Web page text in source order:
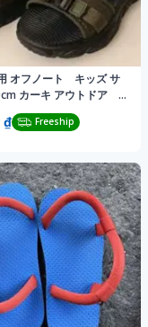
オフノート キッズ サ
カーキ アウトドア 男
₫ Freeship